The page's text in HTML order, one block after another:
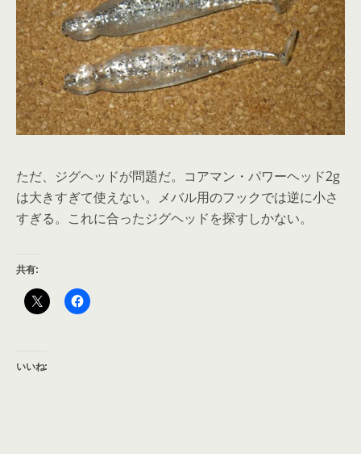
ただ、ジグヘッドが問題だ。コアマン・パワーヘッド2g
は大きすぎて使えない。メバル用のフックでは逆に小さ
すぎる。これに合ったジグヘッドを探すしかない。
共有:
いいね: